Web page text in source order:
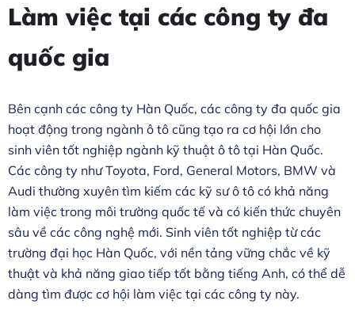
Làm việc tại các công ty đa
quốc gia
Bên cạnh các công ty Hàn Quốc, các công ty đa quốc gia
hoạt động trong ngành ô tô cũng tạo ra cơ hội lớn cho
sinh viên tốt nghiệp ngành kỹ thuật ô tô tại Hàn Quốc.
Các công ty như Toyota, Ford, General Motors, BMW và
Audi thường xuyên tìm kiếm các kỹ sư ô tô có khả năng
làm việc trong môi trường quốc tế và có kiến thức chuyên
sâu về các công nghệ mới. Sinh viên tốt nghiệp từ các
trường đại học Hàn Quốc, với nền tảng vững chắc về kỹ
thuật và khả năng giao tiếp tốt bằng tiếng Anh, có thể dễ
dàng tìm được cơ hội làm việc tại các công ty này.